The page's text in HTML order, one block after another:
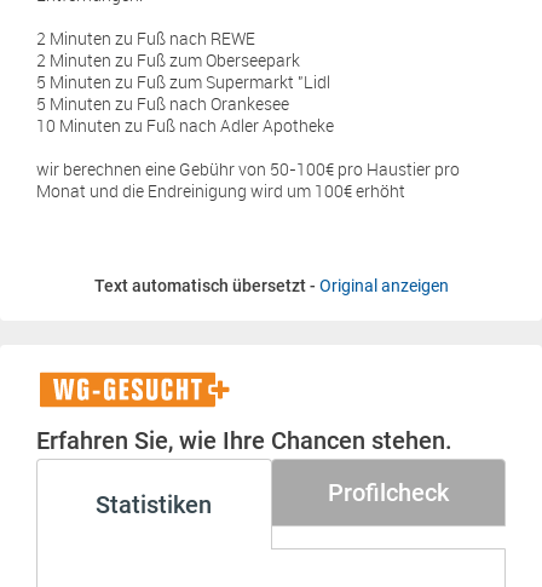
2 Minuten zu Fuß nach REWE
2 Minuten zu Fuß zum Oberseepark
5 Minuten zu Fuß zum Supermarkt "Lidl
5 Minuten zu Fuß nach Orankesee
10 Minuten zu Fuß nach Adler Apotheke
wir berechnen eine Gebühr von 50-100€ pro Haustier pro
Monat und die Endreinigung wird um 100€ erhöht
Text automatisch übersetzt - Original anzeigen
WG-
Gesucht+
Erfahren Sie, wie Ihre Chancen stehen.
Statistiken Profilcheck